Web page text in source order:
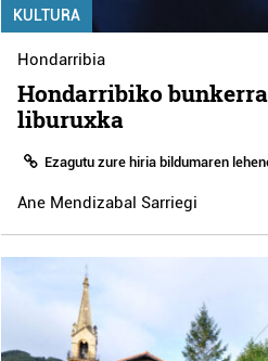
KULTURA
Hondarribia
Hondarribiko
liburuxka
Ezagutu zure hiria bildumaren
Ane Mendizabal Sarriegi